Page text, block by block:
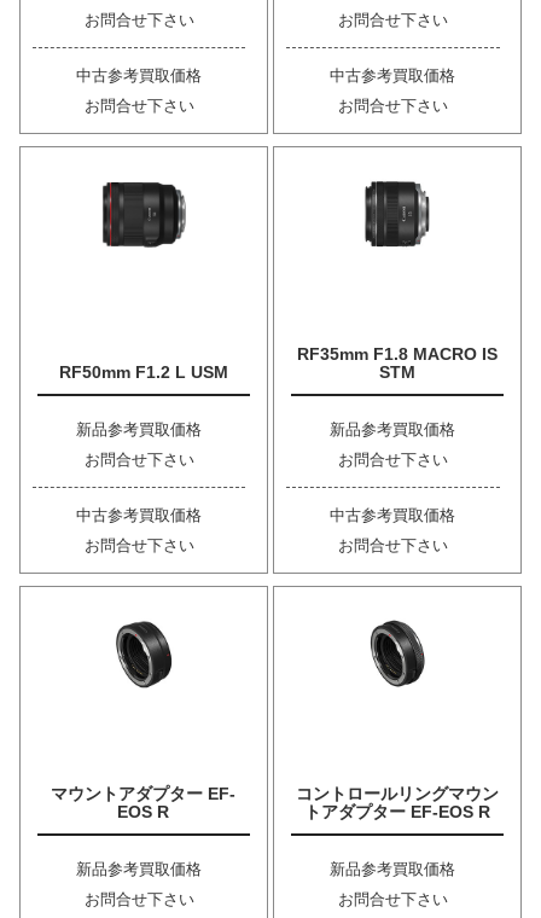
お問合せ下さい
中古参考買取価格
お問合せ下さい
お問合せ下さい
中古参考買取価格
お問合せ下さい
RF50mm F1.2 L USM
新品参考買取価格
お問合せ下さい
中古参考買取価格
お問合せ下さい
RF35mm F1.8 MACRO IS
STM
新品参考買取価格
お問合せ下さい
中古参考買取価格
お問合せ下さい
マウントアダプター EF-
EOS R
新品参考買取価格
お問合せ下さい
コントロールリングマウン
トアダプター EF-EOS R
新品参考買取価格
お問合せ下さい